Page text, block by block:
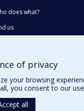
does what?
us
of privacy
your browsing
you consent to our
all